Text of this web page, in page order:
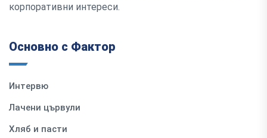
корпоративни интереси.
Основно с Фактор
Интервю
Лачени цървули
Хляб и пасти